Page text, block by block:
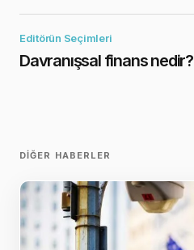
Editörün Seçimleri
Davranışsal finans nedir?
DIĞER HABERLER